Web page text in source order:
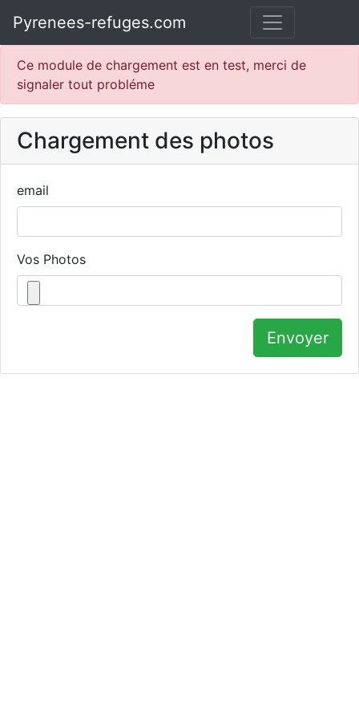
Pyrenees-refuges.com
Ce module de chargement est en test, merci de
signaler tout probléme
Chargement des photos
email
Vos Photos
Envoyer